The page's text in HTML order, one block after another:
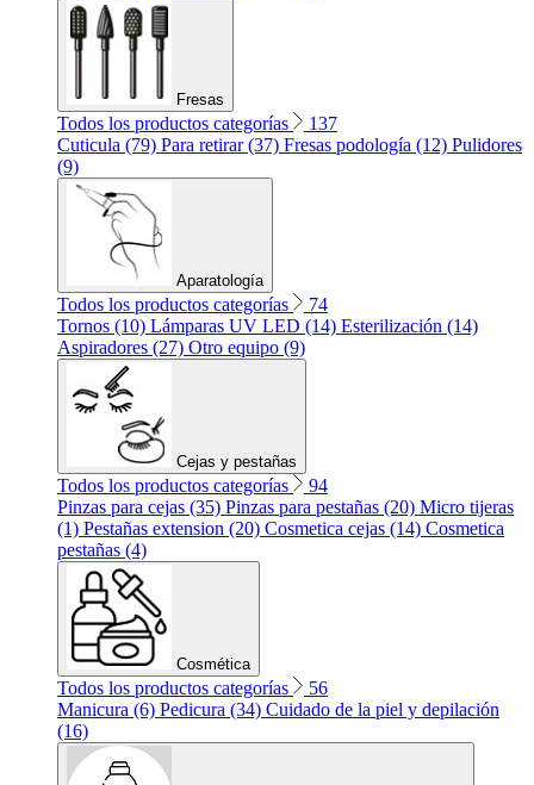
Fresas
Todos los productos categorías
137
Cuticula (79) Para retirar (37) Fresas podología (12) Pulidores
(9)
Aparatología
Todos los productos categorías
74
Tornos (10) Lámparas UV LED (14) Esterilización (14)
Aspiradores (27) Otro equipo (9)
Cejas y pestañas
Todos los productos categorías
94
Pinzas para cejas (35) Pinzas para pestañas (20) Micro tijeras
(1) Pestañas extension (20) Cosmetica cejas (14) Cosmetica
pestañas (4)
Cosmética
Todos los productos categorías
56
Manicura (6) Pedicura (34) Cuidado de la piel y depilación
(16)